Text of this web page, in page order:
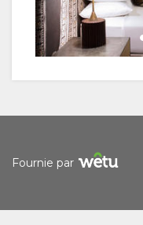
Fournie par
Pour rendre plus
un contenu
N'hésitez pas à
notrepolitique de